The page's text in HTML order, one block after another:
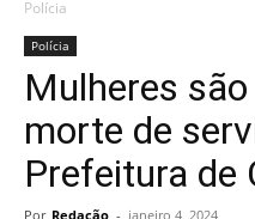
Polícia
Polícia
Mulheres
morte de
Prefeitura de
Por Redação - janeiro 4, 2024